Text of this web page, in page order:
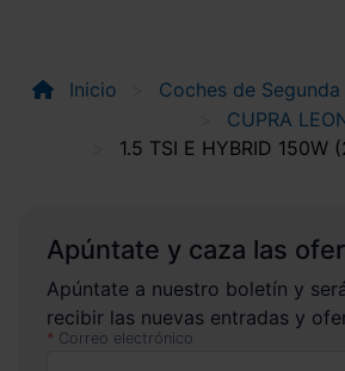
Inicio Coches de Segunda
CUPRA
1.5 TSI E HYBRID 150W
Apúntate y caza las
Apúntate a nuestro boletín y
recibir las nuevas entradas y
Correo electrónico